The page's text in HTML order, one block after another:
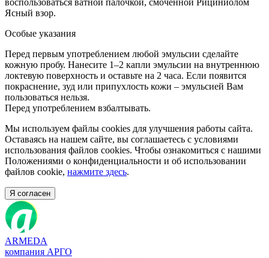
Ясный взор.
Особые указания
Перед первым употреблением любой эмульсии сделайте
кожную пробу. Нанесите 1–2 капли эмульсии на внутреннюю
локтевую поверхность и оставьте на 2 часа. Если появится
покраснение, зуд или припухлость кожи – эмульсией Вам
пользоваться нельзя.
Перед употреблением взбалтывать.
Мы используем файлы cookies для улучшения работы сайта.
Оставаясь на нашем сайте, вы соглашаетесь с условиями
использования файлов cookies. Чтобы ознакомиться с нашими
Положениями о конфиденциальности и об использовании
файлов cookie, нажмите здесь.
Я согласен
ARMEDA
компания АРГО